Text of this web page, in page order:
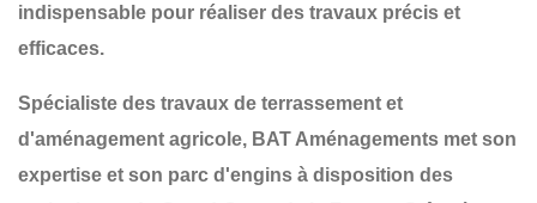
indispensable pour réaliser des travaux précis et
efficaces.
Spécialiste des travaux de terrassement et
d'aménagement agricole, BAT Aménagements met son
expertise et son parc d'engins à disposition des